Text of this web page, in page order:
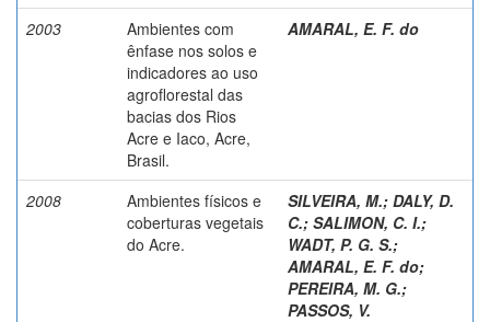
2003
Ambientes com
ênfase nos solos e
indicadores ao uso
agroflorestal das
bacias dos Rios
Acre e Iaco, Acre,
Brasil.
AMARAL, E. F. do
2008
Ambientes físicos e
coberturas vegetais
do Acre.
SILVEIRA, M.; DALY, D.
C.; SALIMON, C. I.;
WADT, P. G. S.;
AMARAL, E. F. do;
PEREIRA, M. G.;
PASSOS, V.